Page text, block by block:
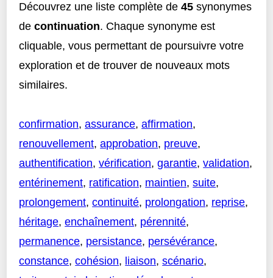
Découvrez une liste complète de45 synonymes
decontinuation. Chaque synonyme est
cliquable, vous permettant de poursuivre votre
exploration et de trouver de nouveaux mots
similaires.
confirmation,assurance,affirmation,
renouvellement,approbation, preuve,
authentification,vérification,garantie,validation,
entérinement, ratification, maintien,suite,
prolongement,continuité, prolongation, reprise,
héritage,enchaînement, pérennité,
permanence, persistance, persévérance,
constance,cohésion, liaison,scénario,